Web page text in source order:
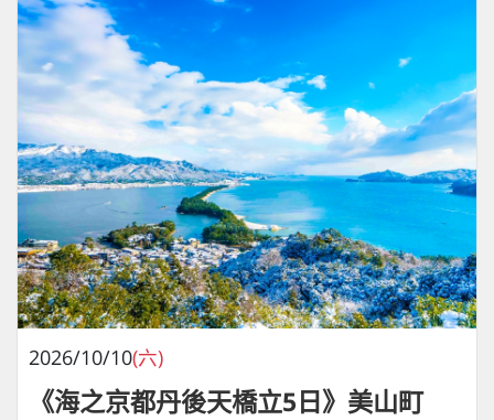
2026/10/10(六)
《海之京都丹後天橋立5日》美山町